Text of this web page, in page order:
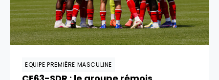
EQUIPE PREMIÈRE MASCULINE